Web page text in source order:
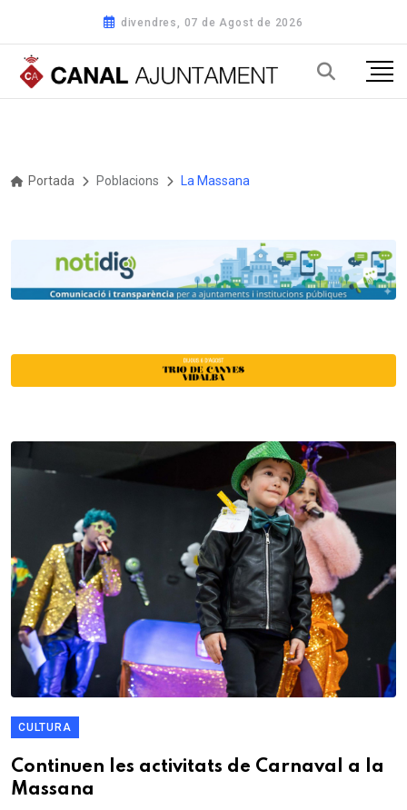
divendres, 07 de Agost de 2026
Portada Poblacions La Massana
CULTURA
Continuen les activitats de Carnaval a la
Massana